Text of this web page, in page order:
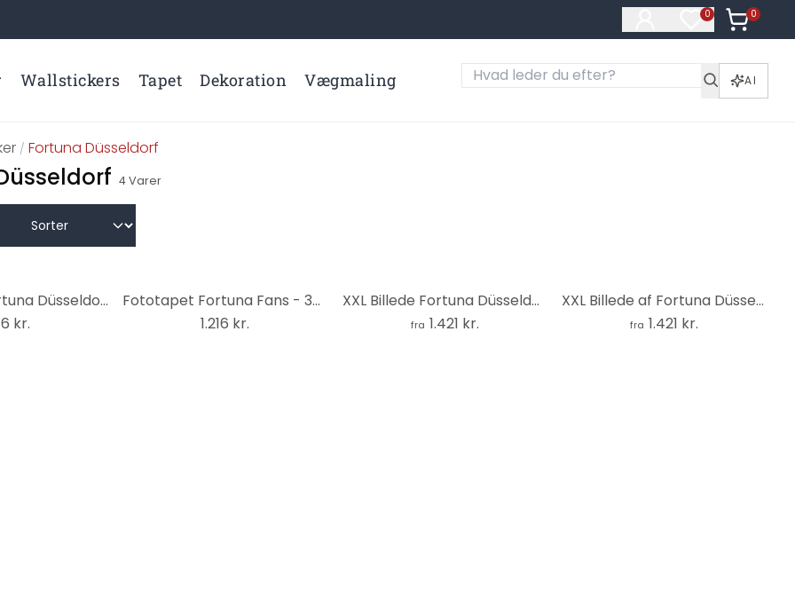
0
Varer på
0
Varer i
Wallstickers Tapet Dekoration Vægmaling AI
/ Fortuna Düsseldorf
4Varer
Fototapet Fortuna Düsseldorf Stadion hjørne flag 3
kr.
Fototapet Fortuna Fans - 384x260 cm
1.216 kr.
XXL Billede Fortuna Düsseldorf stadion hjørneflag
fra 1.421 kr.
XXL Billede af Fortuna Düsseldorfs stadion indvendigt
fra 1.421 kr.